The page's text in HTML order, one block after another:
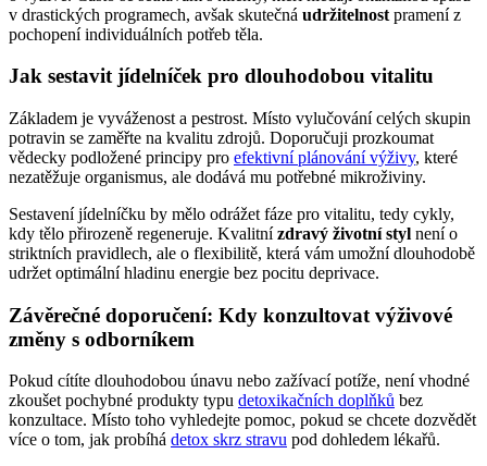
v drastických programech, avšak skutečná udržitelnost pramení z
pochopení individuálních potřeb těla.
Jak sestavit jídelníček pro dlouhodobou vitalitu
Základem je vyváženost a pestrost. Místo vylučování celých skupin
potravin se zaměřte na kvalitu zdrojů. Doporučuji prozkoumat
vědecky podložené principy pro efektivní plánování výživy, které
nezatěžuje organismus, ale dodává mu potřebné mikroživiny.
Sestavení jídelníčku by mělo odrážet fáze pro vitalitu, tedy cykly,
kdy tělo přirozeně regeneruje. Kvalitnízdravý životní styl není o
striktních pravidlech, ale o flexibilitě, která vám umožní dlouhodobě
udržet optimální hladinu energie bez pocitu deprivace.
Závěrečné doporučení: Kdy konzultovat výživové
změny s odborníkem
Pokud cítíte dlouhodobou únavu nebo zažívací potíže, není vhodné
zkoušet pochybné produkty typu detoxikačních doplňků bez
konzultace. Místo toho vyhledejte pomoc, pokud se chcete dozvědět
více o tom, jak probíhá detox skrz stravu pod dohledem lékařů.